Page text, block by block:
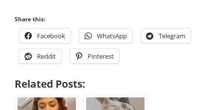
Share this:
Facebook WhatsApp Telegram
Reddit Pinterest
Related Posts: